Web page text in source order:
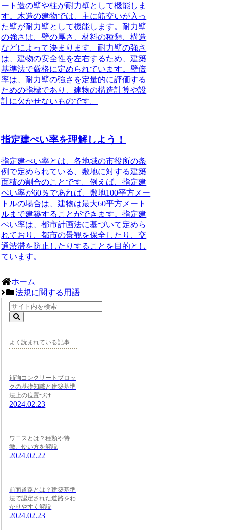
ート造の壁や柱が耐力壁として機能しま
す。木造の建物では、主に筋交いが入っ
た壁が耐力壁として機能します。耐力壁
の強さは、壁の厚さ、材料の種類、構造
などによって決まります。耐力壁の強さ
は、建物の安全性を左右するため、建築
基準法で厳格に定められています。壁倍
率は、耐力壁の強さを定量的に評価する
ための指標であり、建物の構造計算や設
計に欠かせないものです。
指定建ぺい率を理解しよう！
指定建ぺい率とは、各地域の市役所の条
例で定められている、敷地に対する建築
面積の割合のことです。例えば、指定建
ぺい率が60％であれば、敷地100平方メー
トルの場合は、建物は最大60平方メート
ルまで建築することができます。指定建
ぺい率は、都市計画法に基づいて定めら
れており、都市の景観を保全したり、交
通渋滞を防止したりすることを目的とし
ています。
ホーム
法規に関する用語
よく読まれている記事
補強コンクリートブロッ
クの基礎知識と建築基準
法上の位置づけ
2024.02.23
ワニスとは？種類や特
徴、使い方を解説
2024.02.22
前面道路とは？建築基準
法で認定された道路をわ
かりやすく解説
2024.02.23